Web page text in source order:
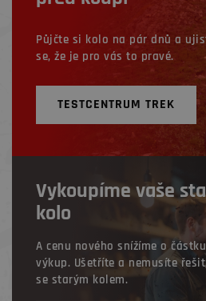
Půjčte si kolo na pár dnů a
se, že je pro vás to pravé.
TESTCENTRUM TREK
Vykoupíme vaše
kolo
A cenu nového snížíme o
výkup. Ušetříte a nemusíte
se starým kolem.